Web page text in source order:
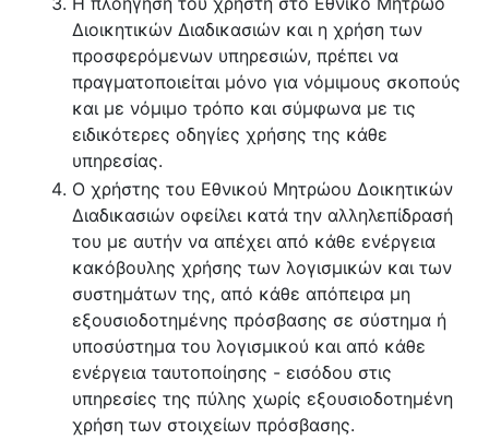
Διοικητικών Διαδικασιών και η χρήση των
προσφερόμενων υπηρεσιών, πρέπει να
πραγματοποιείται μόνο για νόμιμους σκοπούς
και με νόμιμο τρόπο και σύμφωνα με τις
ειδικότερες οδηγίες χρήσης της κάθε
υπηρεσίας.
Ο χρήστης του Εθνικού Μητρώου Δοικητικών
Διαδικασιών οφείλει κατά την αλληλεπίδρασή
του με αυτήν να απέχει από κάθε ενέργεια
κακόβουλης χρήσης των λογισμικών και των
συστημάτων της, από κάθε απόπειρα μη
εξουσιοδοτημένης πρόσβασης σε σύστημα ή
υποσύστημα του λογισμικού και από κάθε
ενέργεια ταυτοποίησης - εισόδου στις
υπηρεσίες της πύλης χωρίς εξουσιοδοτημένη
χρήση των στοιχείων πρόσβασης.